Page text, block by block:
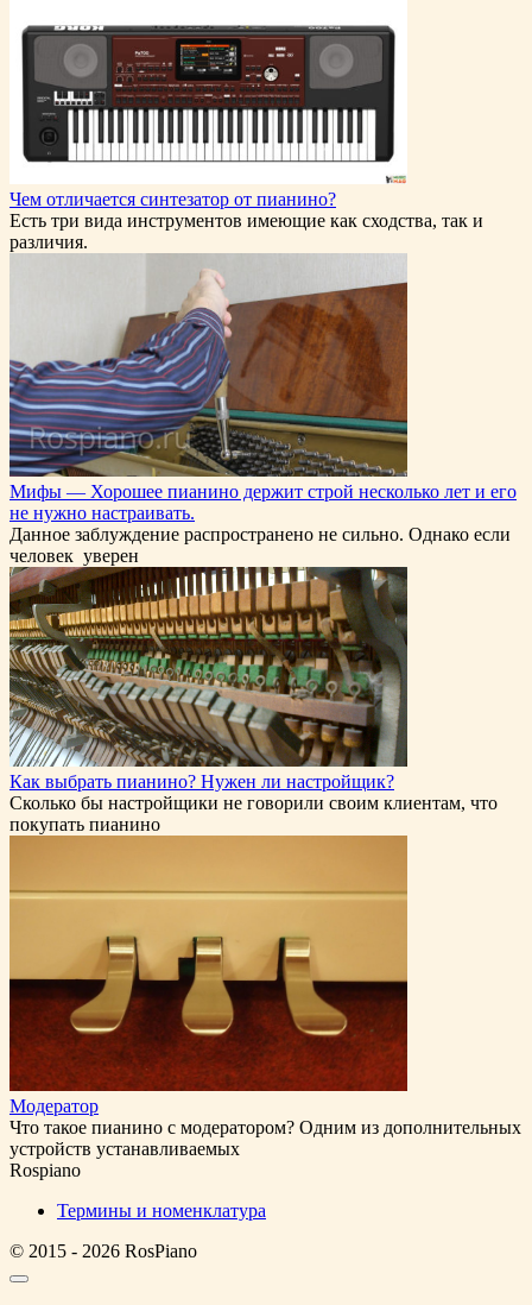
Чем отличается синтезатор от пианино?
Есть три вида инструментов имеющие как сходства, так и
различия.
Мифы — Хорошее пианино держит строй несколько лет и его
не нужно настраивать.
Данное заблуждение распространено не сильно. Однако если
человек уверен
Как выбрать пианино? Нужен ли настройщик?
Сколько бы настройщики не говорили своим клиентам, что
покупать пианино
Модератор
Что такое пианино с модератором? Одним из дополнительных
устройств устанавливаемых
Rospiano
Термины и номенклатура
© 2015 - 2026 RosPiano